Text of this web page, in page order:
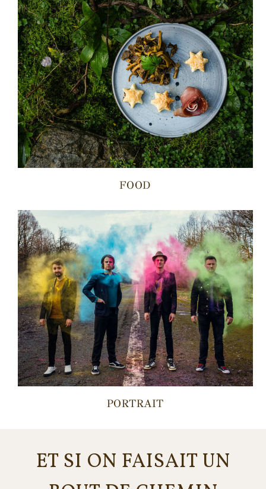
FOOD
PORTRAIT
ET SI ON FAISAIT UN